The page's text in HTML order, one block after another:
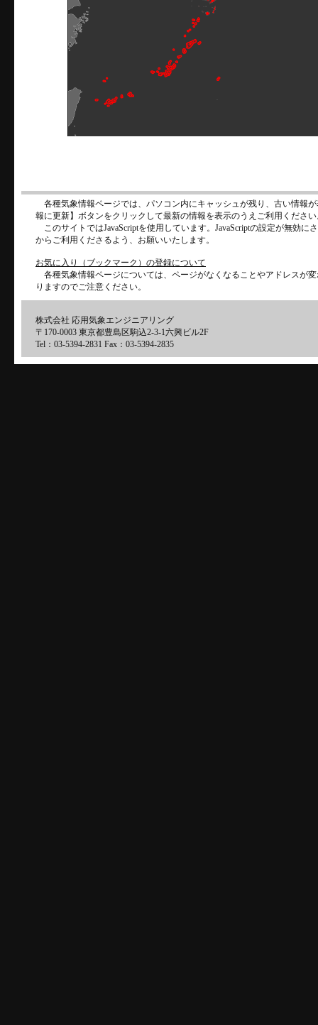
各種気象情報ページでは、パソコン内にキャッシュが残り、古い情報
報に更新】ボタンをクリックして最新の情報を表示のうえご利用くださ
このサイトではJavaScriptを使用しています。JavaScriptの設定が無効
からご利用くださるよう、お願いいたします。
お気に入り（ブックマーク）の登録について
各種気象情報ページについては、ページがなくなることやアドレスが
りますのでご注意ください。
株式会社 応用気象エンジニアリング
〒170-0003 東京都豊島区駒込2-3-1六興ビル2F
Tel：03-5394-2831 Fax：03-5394-2835